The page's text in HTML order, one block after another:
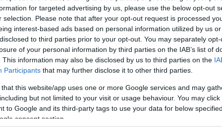
for targeted advertising by us, please use the below opt-out
selection. Please note that after your opt-out request is processed
interest-based ads based on personal information utilized by us
to third parties prior to your opt-out. You may separately
of your personal information by third parties on the IAB’s list of
This information may also be disclosed by us to third parties on the
Participants that may further disclose it to other third parties.
that this website/app uses one or more Google services and may
but not limited to your visit or usage behaviour. You may
to Google and its third-party tags to use your data for below
consent section.
έχουν θέσει σε επιφυλακή οχήματα, υλικά και
βρίσκονται τα συνεργεία του δήμου στους
Στρέφη και στην περιοχή του Αττικού Άλσους
να μείνουν ανοιχτά τα φρεάτια στην περίπτωση
όγκου χώματος.